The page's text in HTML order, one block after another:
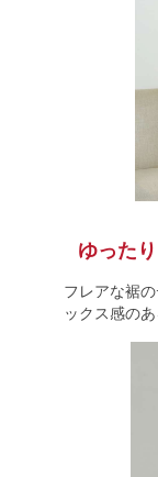
ゆった
フレアな裾
ックス感の